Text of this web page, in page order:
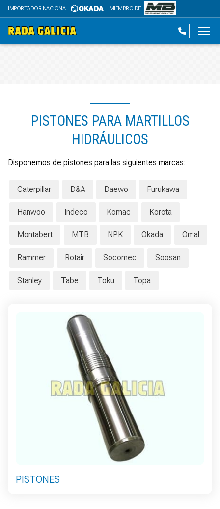
IMPORTADOR NACIONAL MIEMBRO DE
PISTONES PARA MARTILLOS
HIDRÁULICOS
Disponemos de pistones para las siguientes marcas:
Caterpillar D&A Daewo Furukawa
Hanwoo Indeco Komac Korota
Montabert MTB NPK Okada Omal
Rammer Rotair Socomec Soosan
Stanley Tabe Toku Topa
PISTONES